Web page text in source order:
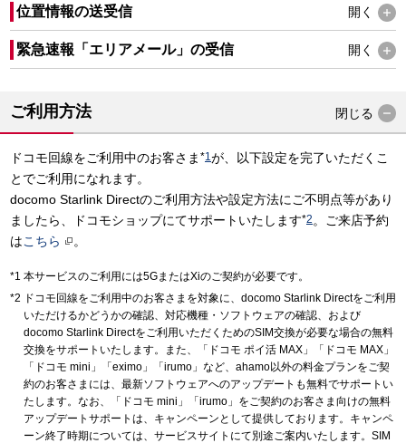
位置情報の送受信 開く
緊急速報「エリアメール」の受信 開く
ご利用方法 閉じる
ドコモ回線をご利用中のお客さま *1 が、以下設定を完了いただくこ
とでご利用になれます。
docomo Starlink Directのご利用方法や設定方法にご不明点等があり
ましたら、ドコモショップにてサポートいたします*2 。ご来店予約
はこちら 。
本サービスのご利用には5GまたはXiのご契約が必要です。
ドコモ回線をご利用中のお客さまを対象に、docomo Starlink Directをご利用
いただけるかどうかの確認、対応機種・ソフトウェアの確認、および
docomo Starlink Directをご利用いただくためのSIM交換が必要な場合の無料
交換をサポートいたします。また、「ドコモ ポイ活 MAX」「ドコモ MAX」
「ドコモ mini」「eximo」「irumo」など、ahamo以外の料金プランをご契
約のお客さまには、最新ソフトウェアへのアップデートも無料でサポートい
たします。なお、「ドコモ mini」「irumo」をご契約のお客さま向けの無料
アップデートサポートは、キャンペーンとして提供しております。キャンペ
ーン終了時期については、サービスサイトにて別途ご案内いたします。SIM